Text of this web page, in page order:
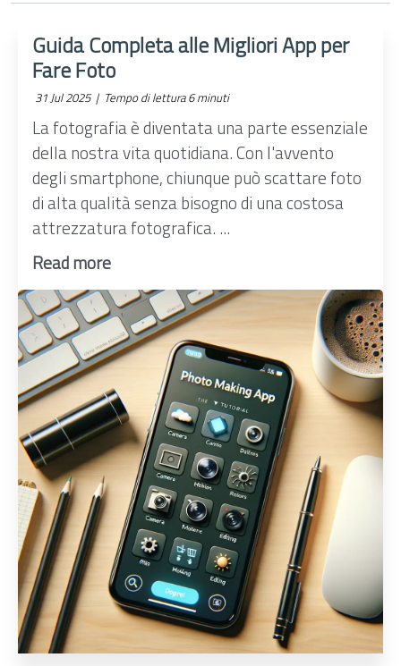
Guida Completa alle Migliori App per
Fare Foto
31 Jul 2025 | Tempo di lettura 6 minuti
La fotografia è diventata una parte essenziale
della nostra vita quotidiana. Con l'avvento
degli smartphone, chiunque può scattare foto
di alta qualità senza bisogno di una costosa
attrezzatura fotografica. ...
Read more